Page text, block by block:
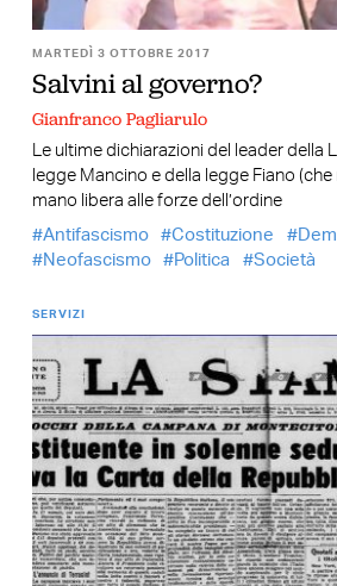
MARTEDÌ 3 OTTOBRE 2017
Salvini al governo?
Gianfranco Pagliarulo
Le ultime dichiarazioni del leader della
legge Mancino e della legge Fiano (che
mano libera alle forze dell’ordine
Antifascismo
Costituzione
Neofascismo
Politica Società
SERVIZI